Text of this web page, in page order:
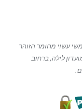
עשוי מחומר הזוהר
לילה, ברחוב